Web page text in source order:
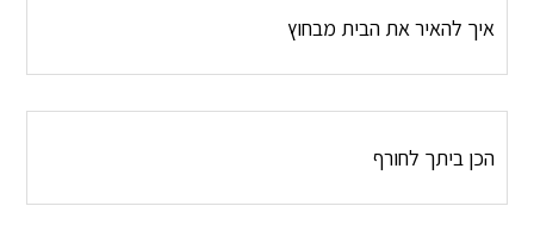
איך להאיר את הבית מבחוץ
הכן ביתך לחורף